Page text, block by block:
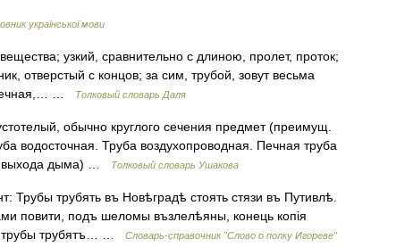
української мови
узкий, сравнительно с длиною, пролет, проток;
отверстый с концов; за сим, трубой, зовут весьма
печная,… …
Толковый словарь Даля
обычно круглого сечения предмет (преимущ.
водосточная. Труба воздухопроводная. Печная труба
выхода дыма) …
Толковый словарь Ушакова
трубять въ Новѣградѣ стоять стязи въ Путивлѣ.
повити, подъ шеломы възлелѣяны, конець копія
трубы трубятъ… …
Словарь-справочник "Слово о полку Игореве"